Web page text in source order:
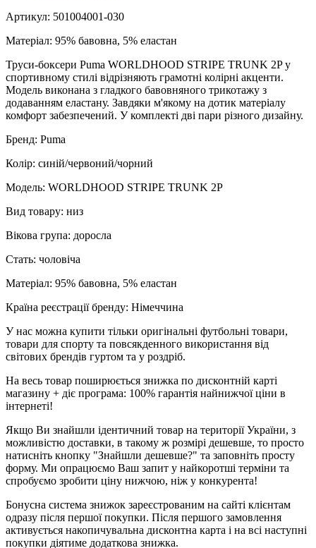
Артикул: 501004001-030
Матеріал: 95% бавовна, 5% еластан
Труси-боксери Puma WORLDHOOD STRIPE TRUNK 2P у
спортивному стилі відрізняють грамотні колірні акценти.
Модель виконана з гладкого бавовняного трикотажу з
додаванням еластану. Завдяки м'якому на дотик матеріалу
комфорт забезпечений. У комплекті дві пари різного дизайну.
Бренд: Puma
Колір: синій/червоний/чорний
Модель: WORLDHOOD STRIPE TRUNK 2P
Вид товару: низ
Вікова група: доросла
Стать: чоловіча
Матеріал: 95% бавовна, 5% еластан
Країна реєстрації бренду: Німеччина
У нас можна купити тільки оригінальні футбольні товари,
товари для спорту та повсякденного використання від
світових брендів гуртом та у роздріб.
На весь товар поширюється знижка по дисконтній карті
магазину + діє програма: 100% гарантія найнижчої ціни в
інтернеті!
Якщо Ви знайшли ідентичний товар на території України, з
можливістю доставки, в такому ж розмірі дешевше, то просто
натисніть кнопку "Знайшли дешевше?" та заповніть просту
форму. Ми опрацюємо Ваш запит у найкоротші терміни та
спробуємо зробити ціну нижчою, ніж у конкурента!
Бонусна система знижок зареєстрованим на сайті клієнтам
одразу після першої покупки. Після першого замовлення
активується накопичувальна дисконтна карта і на всі наступні
покупки діятиме додаткова знижка.